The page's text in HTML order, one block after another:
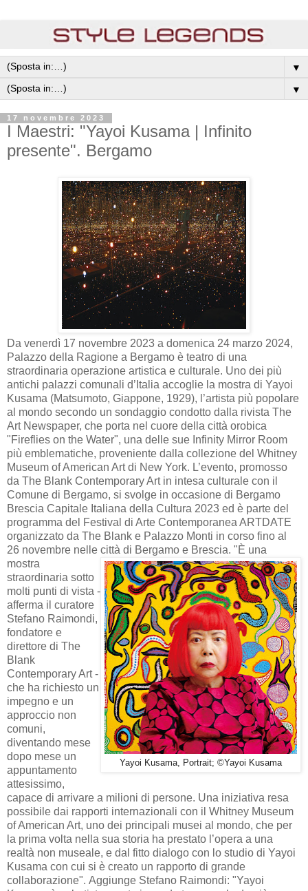
▼
▼
17 novembre 2023
I Maestri: "Yayoi Kusama | Infinito
presente". Bergamo
Da venerdì 17 novembre 2023 a domenica 24 marzo 2024,
Palazzo della Ragione a Bergamo è teatro di una
straordinaria operazione artistica e culturale. Uno dei più
antichi palazzi comunali d’Italia accoglie la mostra di Yayoi
Kusama (Matsumoto, Giappone, 1929), l’artista più popolare
al mondo secondo un sondaggio condotto dalla rivista The
Art Newspaper, che porta nel cuore della città orobica
"Fireflies on the Water", una delle sue Infinity Mirror Room
più emblematiche, proveniente dalla collezione del Whitney
Museum of American Art di New York. L’evento, promosso
da The Blank Contemporary Art in intesa culturale con il
Comune di Bergamo, si svolge in occasione di Bergamo
Brescia Capitale Italiana della Cultura 2023 ed è parte del
programma del Festival di Arte Contemporanea ARTDATE
organizzato da The Blank e Palazzo Monti in corso fino al
26 novembre nelle città di Bergamo e Brescia.
Yayoi Kusama, Portrait; ©Yayoi Kusama
"È una
mostra
straordinaria sotto
molti punti di vista -
afferma il curatore
Stefano Raimondi,
fondatore e
direttore di The
Blank
Contemporary Art -
che ha richiesto un
impegno e un
approccio non
comuni,
diventando mese
dopo mese un
appuntamento
attesissimo,
capace di arrivare a milioni di persone. Una iniziativa resa
possibile dai rapporti internazionali con il Whitney Museum
of American Art, uno dei principali musei al mondo, che per
la prima volta nella sua storia ha prestato l’opera a una
realtà non museale, e dal fitto dialogo con lo studio di Yayoi
Kusama con cui si è creato un rapporto di grande
collaborazione". Aggiunge Stefano Raimondi: "Yayoi